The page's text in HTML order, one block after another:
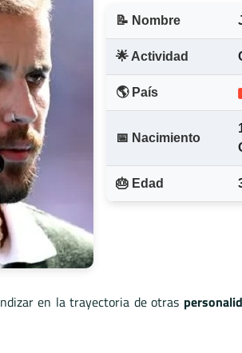
📝 Nombre
🌟 Actividad
🌎 País
📅 Nacimiento
🎂 Edad
en la trayectoria de otras